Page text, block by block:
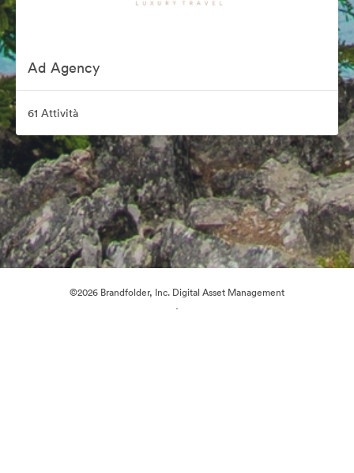
Ad Agency
61 Attività
©2026 Brandfolder, Inc. Digital Asset Management
·